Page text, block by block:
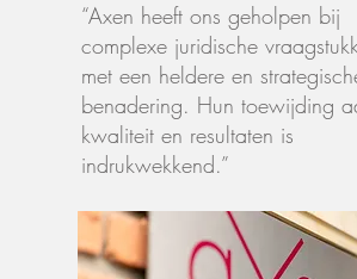
“Axen heeft ons geholpen bij
complexe juridische
met een heldere en
benadering. Hun toewijding
kwaliteit en resultaten is
indrukwekkend.”